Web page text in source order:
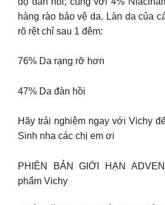
hàng rào bảo vệ da. Làn da của
rõ rệt chỉ sau 1 đêm:
76% Da rạng rỡ hơn
47% Da đàn hồi
Hãy trải nghiệm ngay với Vichy
Sinh nha các chị em ơi
PHIÊN BẢN GIỚI HẠN
phẩm Vichy